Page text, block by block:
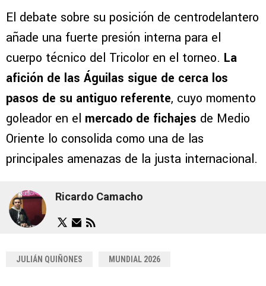
El debate sobre su posición de centrodelantero
añade una fuerte presión interna para el
cuerpo técnico del Tricolor en el torneo. La
afición de las Águilas sigue de cerca los
pasos de su antiguo referente, cuyo momento
goleador en el mercado de fichajes de Medio
Oriente lo consolida como una de las
principales amenazas de la justa internacional.
Ricardo Camacho
JULIÁN QUIÑONES MUNDIAL 2026